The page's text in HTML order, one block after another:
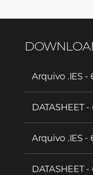
Arquivo .IES -
DATASHEET -
Arquivo .IES -
DATASHEET -